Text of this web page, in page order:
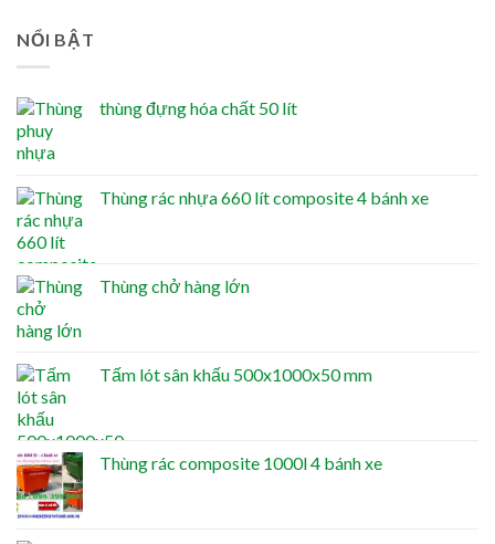
NỔI BẬT
thùng đựng hóa chất 50 lít
Thùng rác nhựa 660 lít composite 4 bánh xe
Thùng chở hàng lớn
Tấm lót sân khấu 500x1000x50 mm
Thùng rác composite 1000l 4 bánh xe